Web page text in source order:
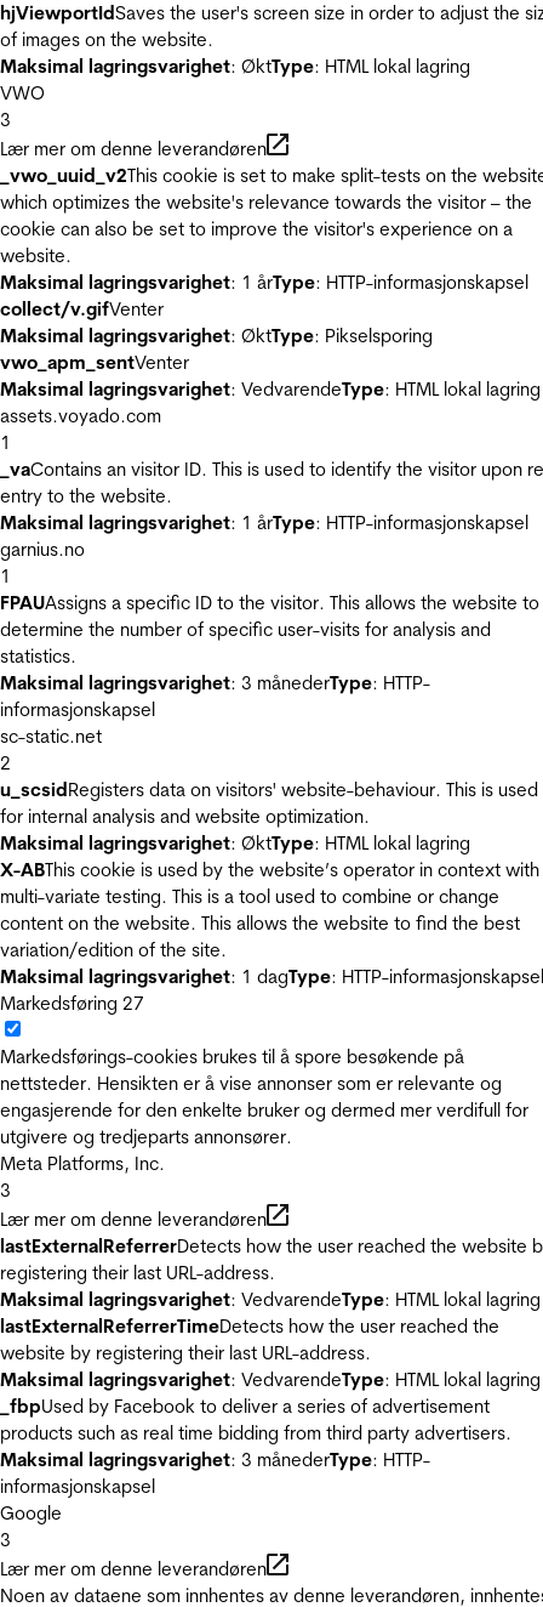
hjViewportIdSaves the user's screen size in order to adjust the
of images on the website.
Maksimal lagringsvarighet: ØktType: HTML lokal lagring
VWO
3
Lær mer om denne leverandøren
_vwo_uuid_v2This cookie is set to make split-tests on the
which optimizes the website's relevance towards the visitor – the
cookie can also be set to improve the visitor's experience on a
website.
Maksimal lagringsvarighet: 1 årType: HTTP-informasjonskapsel
collect/v.gifVenter
Maksimal lagringsvarighet: ØktType: Pikselsporing
vwo_apm_sentVenter
Maksimal lagringsvarighet: VedvarendeType: HTML lokal lagring
assets.voyado.com
1
_vaContains an visitor ID. This is used to identify the visitor upon
entry to the website.
Maksimal lagringsvarighet: 1 årType: HTTP-informasjonskapsel
garnius.no
1
FPAUAssigns a specific ID to the visitor. This allows the website to
determine the number of specific user-visits for analysis and
statistics.
Maksimal lagringsvarighet: 3 månederType: HTTP-
informasjonskapsel
sc-static.net
2
u_scsidRegisters data on visitors' website-behaviour. This is used
for internal analysis and website optimization.
Maksimal lagringsvarighet: ØktType: HTML lokal lagring
X-ABThis cookie is used by the website’s operator in context with
multi-variate testing. This is a tool used to combine or change
content on the website. This allows the website to find the best
variation/edition of the site.
Maksimal lagringsvarighet: 1 dagType: HTTP-informasjonskapsel
Markedsføring 27
Markedsførings-cookies brukes til å spore besøkende på
nettsteder. Hensikten er å vise annonser som er relevante og
engasjerende for den enkelte bruker og dermed mer verdifull for
utgivere og tredjeparts annonsører.
Meta Platforms, Inc.
3
Lær mer om denne leverandøren
lastExternalReferrerDetects how the user reached the website
registering their last URL-address.
Maksimal lagringsvarighet: VedvarendeType: HTML lokal lagring
lastExternalReferrerTimeDetects how the user reached the
website by registering their last URL-address.
Maksimal lagringsvarighet: VedvarendeType: HTML lokal lagring
_fbpUsed by Facebook to deliver a series of advertisement
products such as real time bidding from third party advertisers.
Maksimal lagringsvarighet: 3 månederType: HTTP-
informasjonskapsel
Google
3
Lær mer om denne leverandøren
Noen av dataene som innhentes av denne leverandøren,